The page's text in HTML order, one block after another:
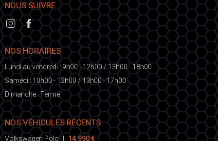
NOUS SUIVRE
NOS HORAIRES
Lundi au vendredi : 9h00 - 12h00 / 13h00 - 18h00
Samedi : 10h00 - 12h00 / 13h00 - 17h00
Dimanche : Fermé
NOS VÉHICULES RÉCENTS
Volkswagen Polo 14.990 €